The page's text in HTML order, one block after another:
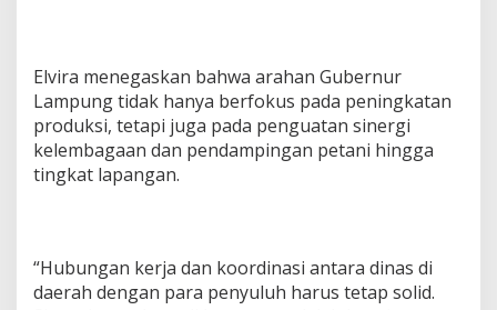
Elvira menegaskan bahwa arahan Gubernur
Lampung tidak hanya berfokus pada peningkatan
produksi, tetapi juga pada penguatan sinergi
kelembagaan dan pendampingan petani hingga
tingkat lapangan.
“Hubungan kerja dan koordinasi antara dinas di
daerah dengan para penyuluh harus tetap solid.